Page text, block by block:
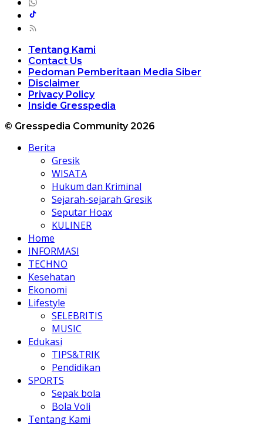
Tentang Kami
Contact Us
Pedoman Pemberitaan Media Siber
Disclaimer
Privacy Policy
Inside Gresspedia
© Gresspedia Community 2026
Berita
Gresik
WISATA
Hukum dan Kriminal
Sejarah-sejarah Gresik
Seputar Hoax
KULINER
Home
INFORMASI
TECHNO
Kesehatan
Ekonomi
Lifestyle
SELEBRITIS
MUSIC
Edukasi
TIPS&TRIK
Pendidikan
SPORTS
Sepak bola
Bola Voli
Tentang Kami